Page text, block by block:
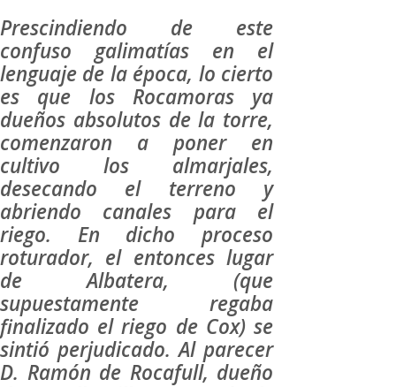
Prescindiendo de este
confuso galimatías en el
lenguaje de la época, lo cierto
es que los Rocamoras ya
dueños absolutos de la torre,
comenzaron a poner en
cultivo los almarjales,
desecando el terreno y
abriendo canales para el
riego. En dicho proceso
roturador, el entonces lugar
de Albatera, (que
supuestamente regaba
finalizado el riego de Cox) se
sintió perjudicado. Al parecer
D. Ramón de Rocafull, dueño